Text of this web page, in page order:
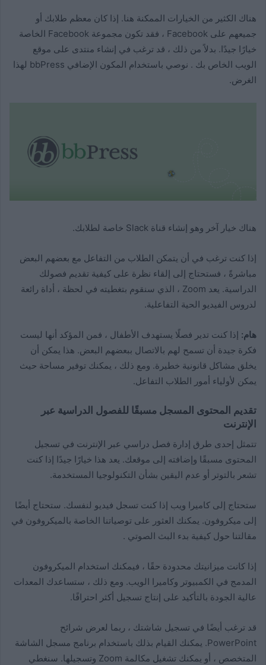
هناك الكثير من الخيارات الممكنة هنا. إذا كان معظم طلابك أو
جميعهم على Facebook ، فقد تكون مجموعة Facebook الخاصة
خيارًا جيدًا. بدلاً من ذلك ، قد ترغب في إنشاء منتدى على موقع
الويب الخاص بك . نوصي باستخدام المكون الإضافي bbPress لهذا
الغرض.
هناك خيار آخر وهو إنشاء قناة Slack خاصة لطلابك.
إذا كنت ترغب في أن يتمكن الطلاب من التفاعل مع بعضهم البعض
مباشرةً ، فستحتاج إلى إلقاء نظرة على كيفية تقديم فصولك
الدراسية. يعد Zoom ، الذي سنقوم بتغطيته في لحظة ، أداة رائعة
لدروس الفيديو الحية التفاعلية.
هام: إذا كنت تدير فصلًا يستهدف الأطفال ، فمن المؤكد أنها ليست
فكرة جيدة أن تسمح لهم بالاتصال ببعضهم البعض. هذا يمكن أن
يخلق مشاكل قانونية خطيرة. ومع ذلك ، يمكنك توفير مساحة حيث
يمكن لأولياء أمور الطلاب التفاعل.
تقديم المحتوى المسجل مسبقًا للفصول الدراسية عبر
الإنترنت
تتمثل إحدى طرق إدارة فصل دراسي عبر الإنترنت في تسجيل
المحتوى مسبقًا وإضافته إلى موقعك. يعد هذا خيارًا جيدًا إذا كنت
تشعر بالتوتر أو عدم اليقين بشأن التكنولوجيا المستخدمة.
ستحتاج إلى كاميرا ويب إذا كنت تسجل فيديو لنفسك. ستحتاج أيضًا
إلى ميكروفون. يمكنك العثور على توصياتنا الخاصة بالميكروفون في
مقالتنا حول كيفية بدء البث الصوتي .
إذا كانت ميزانيتك محدودة حقًا ، فيمكنك استخدام الميكروفون
المدمج في الكمبيوتر وكاميرا الويب. ومع ذلك ، ستساعدك المعدات
عالية الجودة بالتأكيد على إنتاج تسجيل أكثر احترافًا.
قد ترغب أيضًا في تسجيل شاشتك ، ربما لعرض شرائح
PowerPoint. يمكنك القيام بذلك باستخدام برنامج مسجل الشاشة
المتخصص ، أو يمكنك تشغيل مكالمة Zoom وتسجيلها. سنغطي